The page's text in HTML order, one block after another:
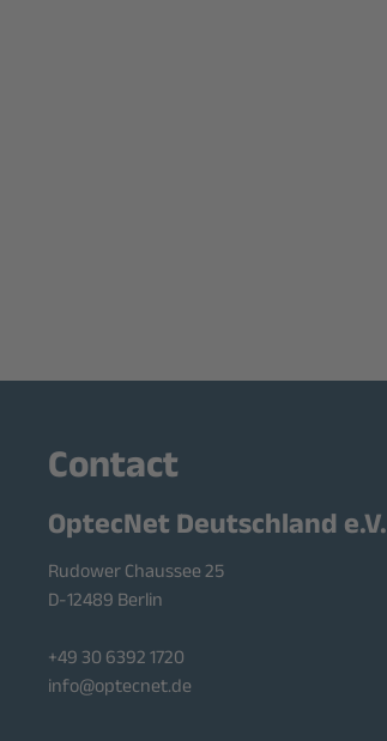
Contact
OptecNet Deutschland e.V.
Rudower Chaussee 25
D-12489 Berlin
+49 30 6392 1720
info@optecnet.de